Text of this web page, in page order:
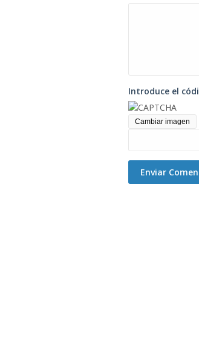
Introduce el
Cambiar imagen
Enviar